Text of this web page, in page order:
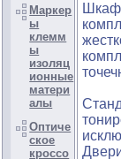
Маркер
ы
клемм
ы
изоляц
ионные
матери
алы
Оптиче
ское
кроссо
Шкаф